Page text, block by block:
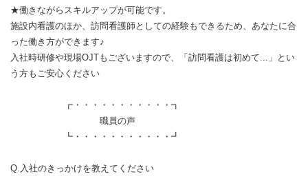
★働きながらスキルアップが可能です。
施設内看護のほか、訪問看護師としての経験もできるため、あなたに合
った働き方ができます♪
入社時研修や現場OJTもございますので、「訪問看護は初めて...」とい
う方もご安心ください
┏・・・・・・・・・・・┓
職員の声
┗・・・・・・・・・・・┛
Q.入社のきっかけを教えてください